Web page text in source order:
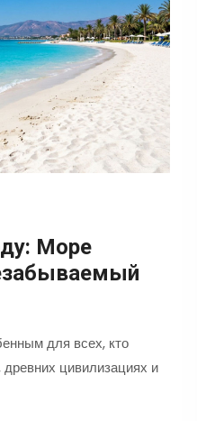
Море
для всех, кто
цивилизациях и